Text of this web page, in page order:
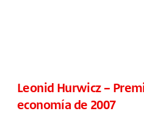
Leonid Hurwicz –
economía de 2007